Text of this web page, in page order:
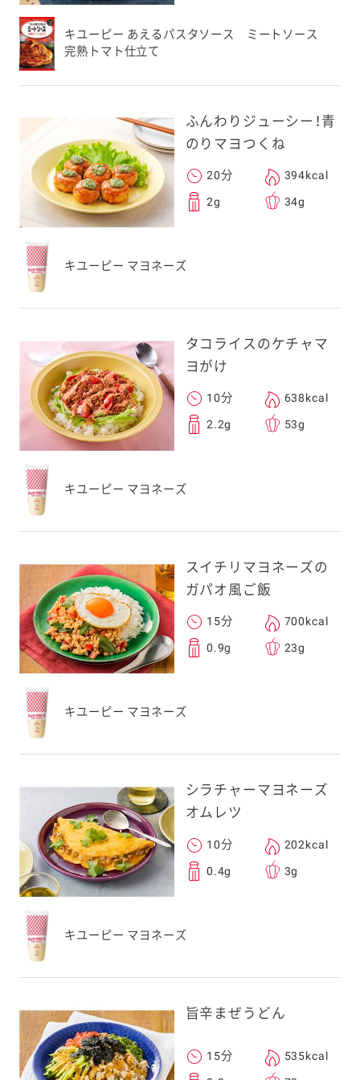
キユーピー あえるパスタソース ミートソース
完熟トマト仕立て
ふんわりジューシー！青
のりマヨつくね
20分 394kcal
2g 34g
キユーピー マヨネーズ
タコライスのケチャマ
ヨがけ
10分 638kcal
2.2g 53g
キユーピー マヨネーズ
スイチリマヨネーズの
ガパオ風ご飯
15分 700kcal
0.9g 23g
キユーピー マヨネーズ
シラチャーマヨネーズ
オムレツ
10分 202kcal
0.4g 3g
キユーピー マヨネーズ
旨辛まぜうどん
15分 535kcal